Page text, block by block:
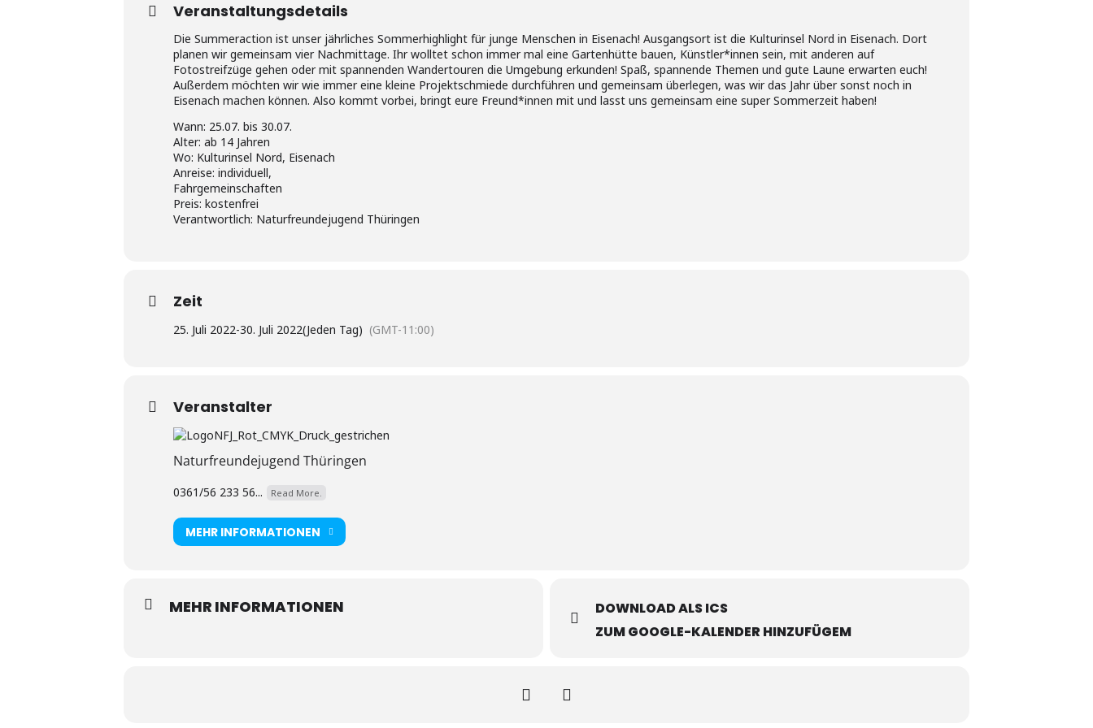
Veranstaltungsdetails
Die Summeraction ist unser jährliches Sommerhighlight für junge Menschen in Eisenach! Ausgangsort ist die Kulturinsel Nord in Eisenach. Dort
planen wir gemeinsam vier Nachmittage. Ihr wolltet schon immer mal eine Gartenhütte bauen, Künstler*innen sein, mit anderen auf
Fotostreifzüge gehen oder mit spannenden Wandertouren die Umgebung erkunden! Spaß, spannende Themen und gute Laune erwarten euch!
Außerdem möchten wir wie immer eine kleine Projektschmiede durchführen und gemeinsam überlegen, was wir das Jahr über sonst noch in
Eisenach machen können. Also kommt vorbei, bringt eure Freund*innen mit und lasst uns gemeinsam eine super Sommerzeit haben!
Wann: 25.07. bis 30.07.
Alter: ab 14 Jahren
Wo: Kulturinsel Nord, Eisenach
Anreise: individuell,
Fahrgemeinschaften
Preis: kostenfrei
Verantwortlich: Naturfreundejugend Thüringen
Zeit
25. Juli 2022-30. Juli 2022(Jeden Tag) (GMT-11:00)
Veranstalter
Naturfreundejugend Thüringen
0361/56 233 56... Read More.
MEHR INFORMATIONEN
MEHR INFORMATIONEN
DOWNLOAD ALS ICS
ZUM GOOGLE-KALENDER HINZUFÜGEM